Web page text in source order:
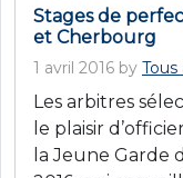
Stages de
et Cherbourg
1 avril 2016 by Tous
Les arbitres
le plaisir
la Jeune Garde